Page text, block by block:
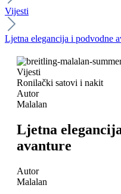
Vijesti
Ljetna elegancija i podvodne
Vijesti
Ronilački satovi i nakit
Autor
Malalan
Ljetna
avanture
Autor
Malalan